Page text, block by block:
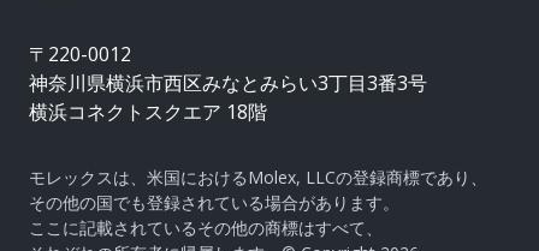
〒220-0012
神奈川県横浜市西区みなとみらい3丁目3番3号
横浜コネクトスクエア 18階
モレックスは、米国におけるMolex, LLCの登録商標であり、
その他の国でも登録されている場合があります。
ここに記載されているその他の商標はすべて、